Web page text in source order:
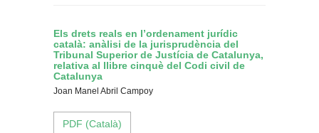
Els drets reals en l’ordenament jurídic
català: anàlisi de la jurisprudència del
Tribunal Superior de Justícia de Catalunya,
relativa al llibre cinquè del Codi civil de
Catalunya
Joan Manel Abril Campoy
PDF (Català)